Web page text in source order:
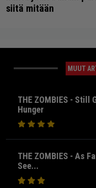
siitä mitään
MUUT
THE ZOMBIES - Still
Hunger
THE ZOMBIES - As
See...